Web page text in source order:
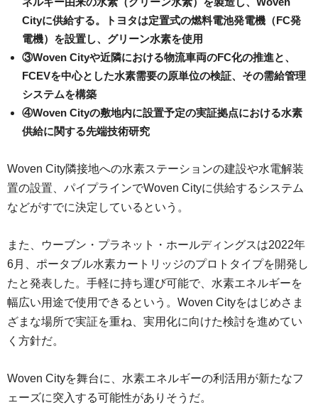
Cityに供給する。トヨタは定置式の燃料電池発電機（FC発
電機）を設置し、グリーン水素を使用
③Woven Cityや近隣における物流車両のFC化の推進と、
FCEVを中心とした水素需要の原単位の検証、その需給管理
システムを構築
④Woven Cityの敷地内に設置予定の実証拠点における水素
供給に関する先端技術研究
Woven City隣接地への水素ステーションの建設や水電解装
置の設置、パイプラインでWoven Cityに供給するシステム
などがすでに決定しているという。
また、ウーブン・プラネット・ホールディングスは2022年
6月、ポータブル水素カートリッジのプロトタイプを開発し
たと発表した。手軽に持ち運び可能で、水素エネルギーを
幅広い用途で使用できるという。Woven Cityをはじめさま
ざまな場所で実証を重ね、実用化に向けた検討を進めてい
く方針だ。
Woven Cityを舞台に、水素エネルギーの利活用が新たなフ
ェーズに突入する可能性がありそうだ。